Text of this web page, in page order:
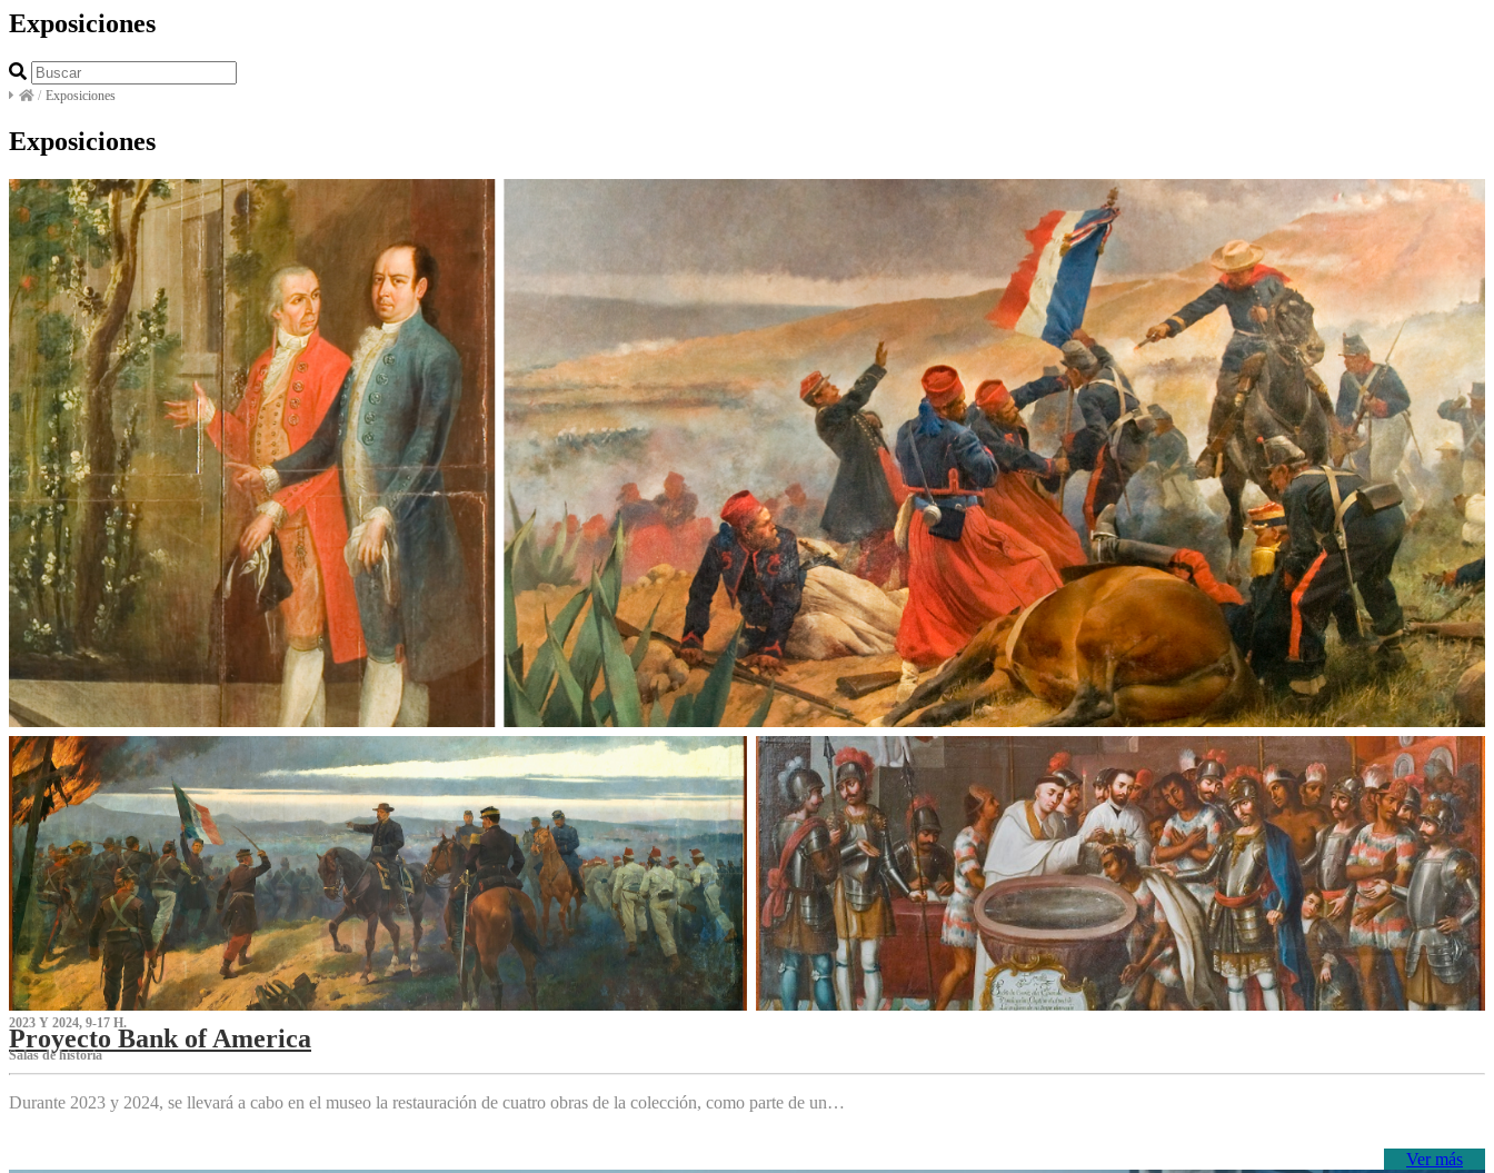
Exposiciones
/ Exposiciones
Exposiciones
2023 Y 2024, 9-17 H.
Proyecto Bank of America
S‌alas de historia
Durante 2023 y 2024, se llevará a cabo en el museo la restauración de cuatro obras de la colección, como parte de un…
Ver más